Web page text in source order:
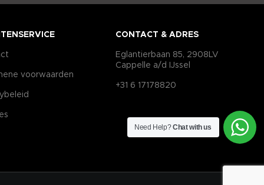
voorwaarden
CONTACT & ADRES
Eglantierbaan 85, 2908LV
Cappelle a/d IJssel
+31 6 17178820
Need Help?Chat with us